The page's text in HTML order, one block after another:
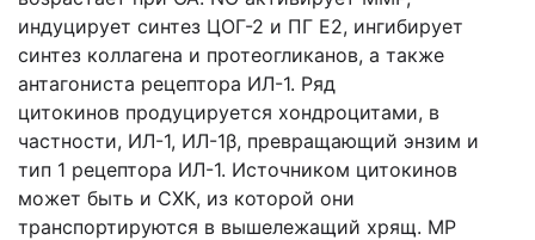
индуцирует синтез ЦОГ-2 и ПГ Е2, ингибирует
синтез коллагена и протеогликанов, а также
антагониста рецептора ИЛ-1. Ряд
цитокинов продуцируется хондроцитами, в
частности, ИЛ-1, ИЛ-1β, превращающий энзим и
тип 1 рецептора ИЛ-1. Источником цитокинов
может быть и СХК, из которой они
транспортируются в вышележащий хрящ. МР